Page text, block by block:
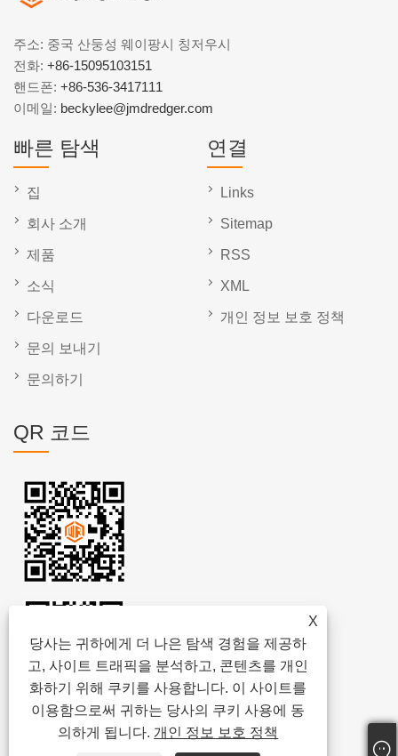
X
당사는 귀하에게 더 나은 탐색 경험을 제공하
고, 사이트 트래픽을 분석하고, 콘텐츠를 개인
화하기 위해 쿠키를 사용합니다. 이 사이트를
이용함으로써 귀하는 당사의 쿠키 사용에 동
의하게 됩니다. 개인 정보 보호 정책
주소: 중국 산둥성 웨이팡시 칭저우시
전화: +86-15095103151
핸드폰: +86-536-3417111
이메일: beckylee@jmdredger.com
빠른 탐색
집
회사 소개
제품
소식
다운로드
문의 보내기
문의하기
연결
Links
Sitemap
RSS
XML
개인 정보 보호 정책
QR 코드